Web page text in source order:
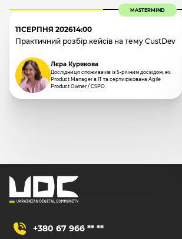
MASTERMIND
11СЕРПНЯ 202614:00
Практичний розбір кейсів на тему CustDev
Лєра Курякова
Дослідниця споживачів із 5-річним досвідом, ex.
Product Manager в IT та сертифікована Agile
Product Owner / CSPO.
+380 67 966 ** **